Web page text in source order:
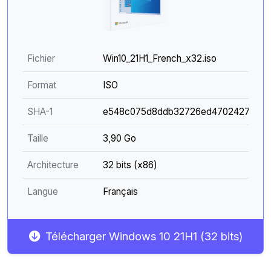
Fichier Win10_21H1_French_x32.iso
Format ISO
SHA-1
Taille 3,90 Go
Architecture 32 bits (x86)
Langue Français
Télécharger Windows 10 21H1 (32 bits)